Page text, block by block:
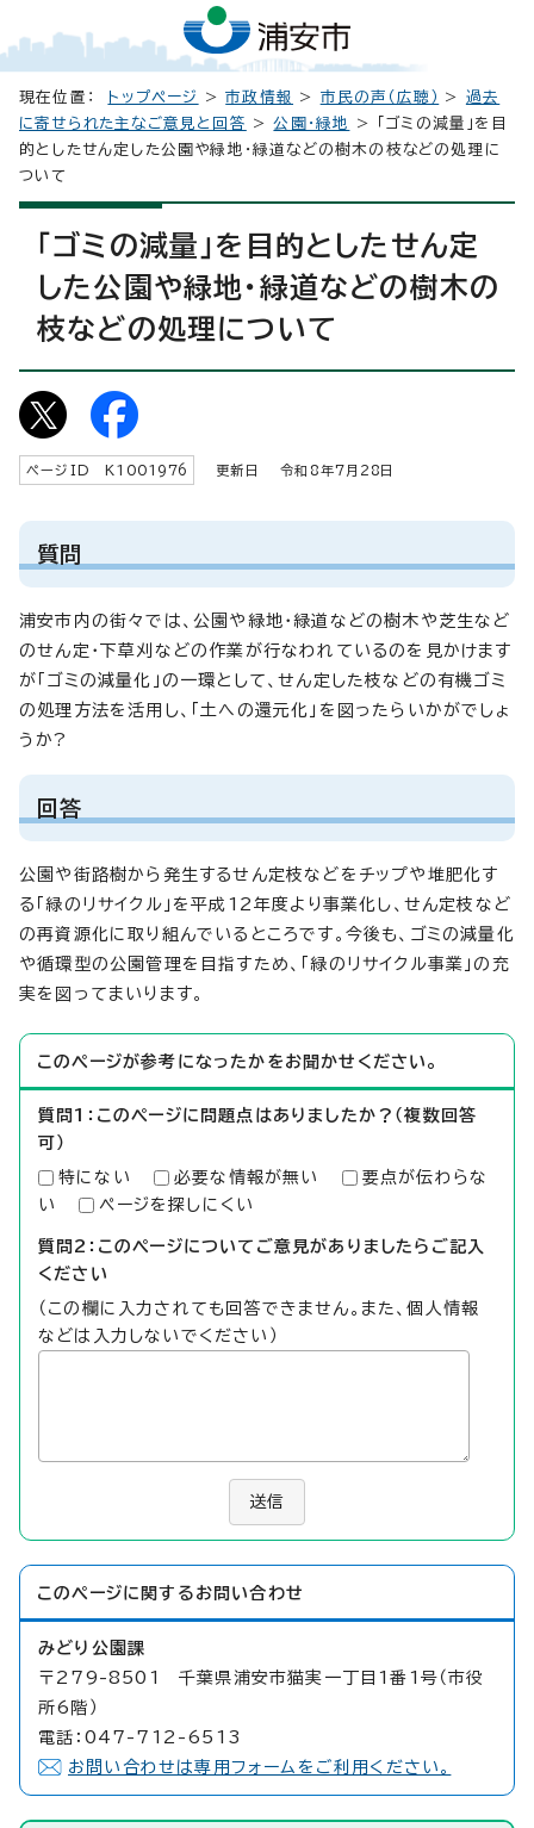
現在位置： トップページ >市政情報 > 市民の声（広聴） > 過去
に寄せられた主なご意見と回答
>公園・緑地
> 「ゴミの減量」を目
的としたせん定した公園や緑地・緑道などの樹木の枝などの処理に
ついて
「ゴミの減量」を目的としたせん定
した公園や緑地・緑道などの樹木の
枝などの処理について
ページID K 1001976 更新日 令和8年7月 28 日
質問
浦安市内の街々では、公園や緑地・緑道などの樹木や芝生など
のせん定・下草刈などの作業が行なわれているのを見かけます
が「ゴミの減量化」の一環として、せん定した枝などの有機ゴミ
の処理方法を活用し、「土への還元化」を図ったらいかがでしょ
うか?
回答
公園や街路樹から発生するせん定枝などをチップや堆肥化す
る「緑のリサイクル」を平成12年度より事業化し、せん定枝など
の再資源化に取り組んでいるところです。今後も、ゴミの減量化
や循環型の公園管理を目指すため、「緑のリサイクル事業」の充
実を図ってまいります。
このページが参考になったかをお聞かせください。
質問1：このページに問題点はありましたか？（複数回答
可）
特にない 必要な情報が無い
要点が伝わらな
い
ページを探しにくい
質問2：このページについてご意見がありましたらご記入
ください
（この欄に入力されても回答できません。また、個人情報
などは入力しないでください）
送信
このページに関する お問い合わせ
みどり公園課
〒279-8501 千葉県浦安市猫実一丁目1番1号（市役
所6階）
電話：047-712-6513
お問い合わせは専用フォームをご利用ください。